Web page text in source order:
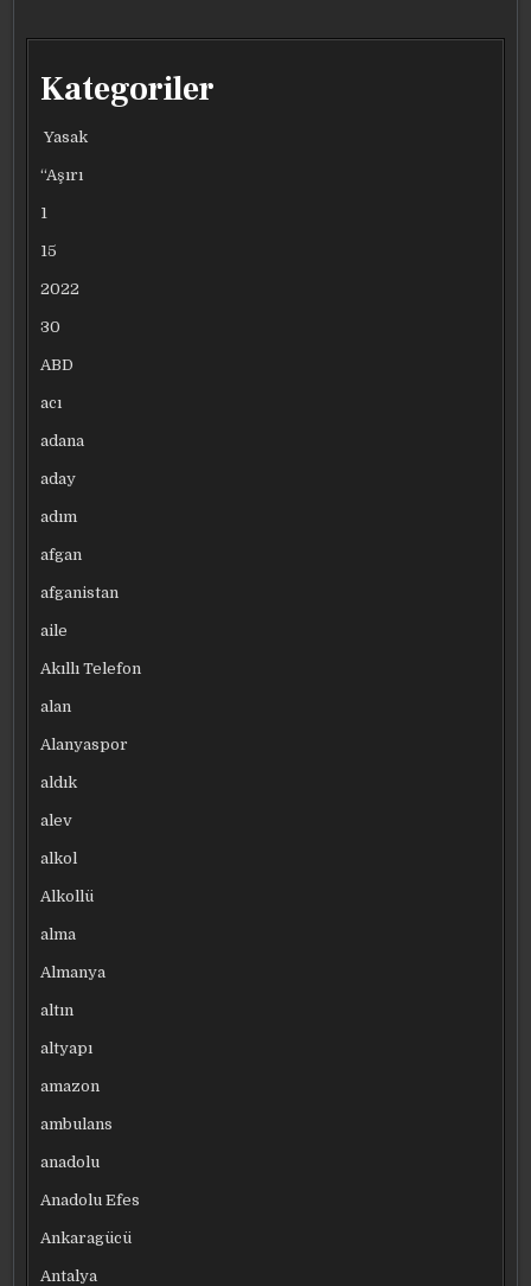
Kategoriler
Yasak
“Aşırı
1
15
2022
30
ABD
acı
adana
aday
adım
afgan
afganistan
aile
Akıllı Telefon
alan
Alanyaspor
aldık
alev
alkol
Alkollü
alma
Almanya
altın
altyapı
amazon
ambulans
anadolu
Anadolu Efes
Ankaragücü
Antalya